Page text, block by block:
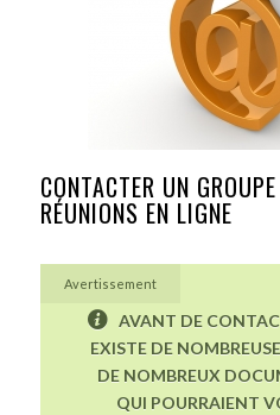
CONTACTER UN
RÉUNIONS EN LIGNE
Avertissement
AVANT DE
EXISTE DE
DE NOMBREUX
QUI POURRAIENT